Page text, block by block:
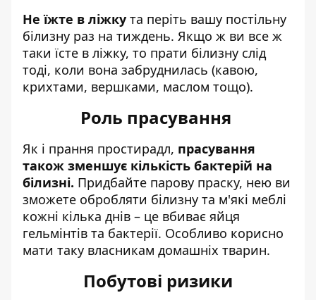
Не їжте в ліжку та періть вашу постільну
білизну раз на тиждень. Якщо ж ви все ж
таки їсте в ліжку, то прати білизну слід
тоді, коли вона забруднилась (кавою,
крихтами, вершками, маслом тощо).
Роль прасування
Як і прання простирадл, прасування
також зменшує кількість бактерій на
білизні. Придбайте парову праску, нею ви
зможете обробляти білизну та м'які меблі
кожні кілька днів – це вбиває яйця
гельмінтів та бактерії. Особливо корисно
мати таку власникам домашніх тварин.
Побутові ризики